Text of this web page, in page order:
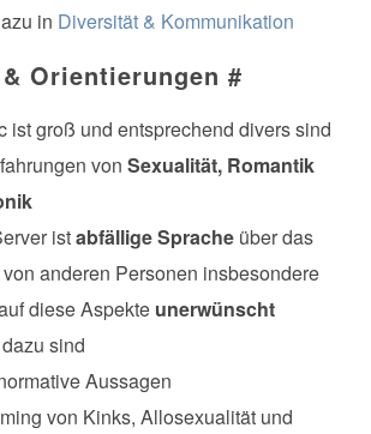
in Diversität & Kommunikation
Orientierungen #
ist groß und entsprechend divers sind
von Sexualität, Romantik
istabfällige Sprache über das
anderen Personen insbesondere
diese Aspekte unerwünscht
sind
Aussagen
von Kinks, Allosexualität und